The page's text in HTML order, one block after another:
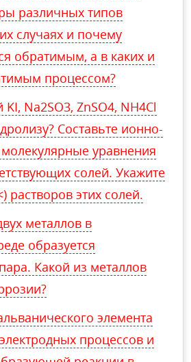
различных типов
случаях и почему
обратимым, а в каких и
процессом?
Na2SO3, ZnSO4, NH4Cl
Составьте ионно-
уравнения
солей. Укажите
растворов этих солей.
металлов в
образуется
Какой из металлов
элемента
процессов и